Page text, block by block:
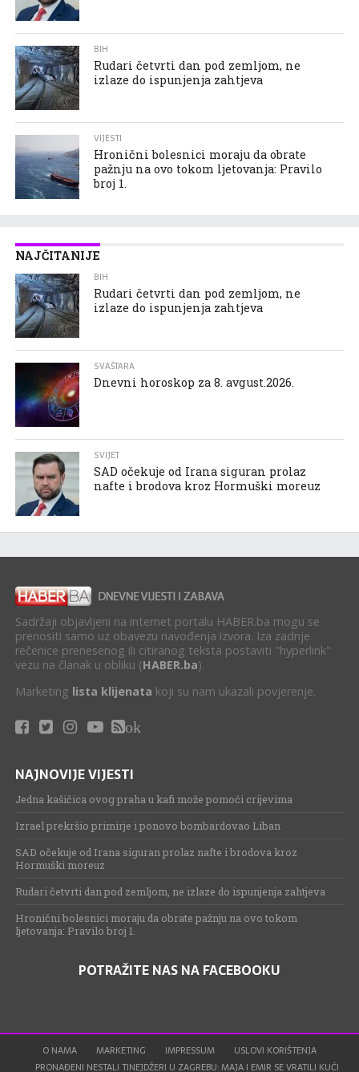
BIH
Rudari četvrti dan pod zemljom, ne
izlaze do ispunjenja zahtjeva
VIJESTI
Hronični bolesnici moraju da obrate
pažnju na ovo tokom ljetovanja: Pravilo
broj 1.
NAJČITANIJE
BIH
Rudari četvrti dan pod zemljom, ne
izlaze do ispunjenja zahtjeva
SVAŠTARA
Dnevni horoskop za 8. avgust.2026.
SVIJET
SAD očekuje od Irana siguran prolaz
nafte i brodova kroz Hormuški moreuz
Sadržaji objavljeni na internet portalu HABER.ba mogu se
prenositi samo uz obavezu navođenja izvora. Iza zadnje
rečenice prenesenog ili citiranog teksta postaviti "hyperlink"
vezu na članak u obliku (HABER.ba).
Marketing lista klijenata koji su nam ukazali povjerenje.
ok
NAJNOVIJE VIJESTI
Jedna kašičica ovog praha u kafi može pomoći crijevima
Izrael prekršio primirje i ponovo bombardovao Liban
SAD očekuje od Irana siguran prolaz nafte i brodova kroz
Hormuški moreuz
Rudari četvrti dan pod zemljom, ne izlaze do ispunjenja zahtjeva
Hronični bolesnici moraju da obrate pažnju na ovo tokom
ljetovanja: Pravilo broj 1.
POTRAŽITE NAS NA FACEBOOKU
O NAMA MARKETING IMPRESSUM
USLOVI KORIŠTENJA
PRONAĐENI NESTALI TINEJDŽERI U ZAGREBU: MAJA I EMIR SE VRATILI KUĆI